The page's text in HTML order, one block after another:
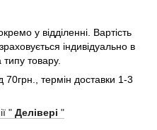
у відділенні. Вартість
індивідуально в
типу товару.
70грн., термін доставки 1-3
" Делівері "